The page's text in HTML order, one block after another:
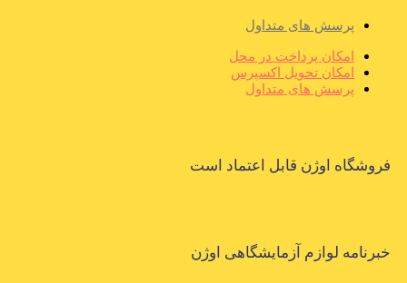
پرسش های متداول
امکان پرداخت در محل
امکان تحویل اکسپرس
پرسش های متداول
فروشگاه اوژن قابل اعتماد است
خبرنامه لوازم آزمایشگاهی اوژن